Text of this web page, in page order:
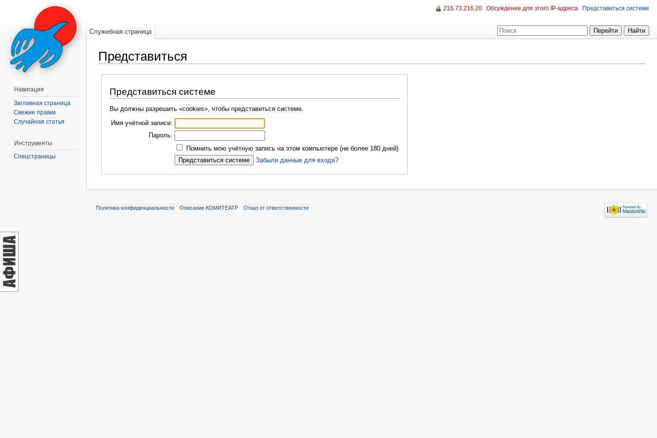
Представиться
Представиться системе
Вы должны разрешить «cookies», чтобы представиться системе.
Имя учётной записи:
Пароль:
Помнить мою учётную запись на этом компьютере (не более 180 дней)
Забыли данные для входа?
216.73.216.20 Обсуждение для этого IP-адреса Представиться системе
Служебная страница
Навигация
Заглавная страница
Свежие правки
Случайная статья
Инструменты
Спецстраницы
Политика конфиденциальности Описание КОМИТЕАТР Отказ от ответственности